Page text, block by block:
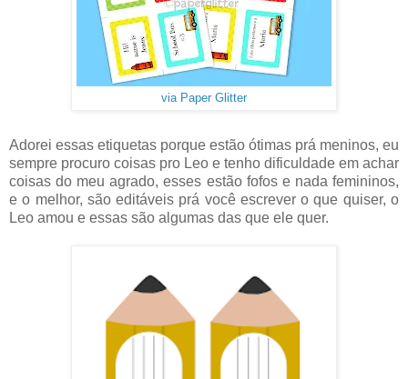
via Paper Glitter
Adorei essas etiquetas porque estão ótimas prá meninos, eu
sempre procuro coisas pro Leo e tenho dificuldade em achar
coisas do meu agrado, esses estão fofos e nada femininos,
e o melhor, são editáveis prá você escrever o que quiser, o
Leo amou e essas são algumas das que ele quer.